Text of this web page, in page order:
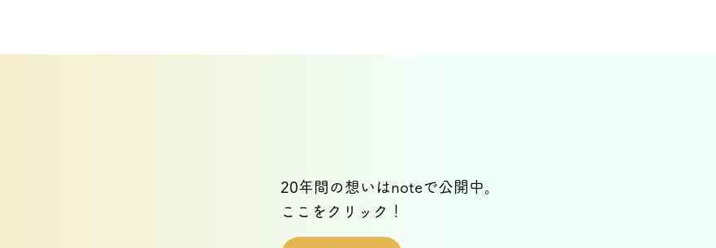
20年間の想いはnoteで公開中。
​ここをクリック！